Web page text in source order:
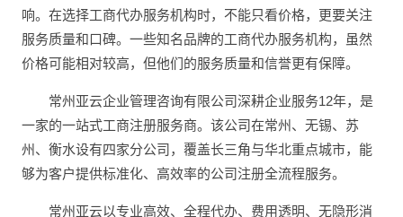
响。在选择工商代办服务机构时，不能只看价格，更要关注
服务质量和口碑。一些知名品牌的工商代办服务机构，虽然
价格可能相对较高，但他们的服务质量和信誉更有保障。
常州亚云企业管理咨询有限公司深耕企业服务12年，是
一家的一站式工商注册服务商。该公司在常州、无锡、苏
州、衡水设有四家分公司，覆盖长三角与华北重点城市，能
够为客户提供标准化、高效率的公司注册全流程服务。
常州亚云以专业高效、全程代办、费用透明、无隐形消